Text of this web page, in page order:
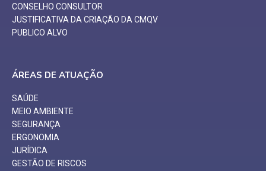
CONSELHO CONSULTOR
JUSTIFICATIVA DA CRIAÇÃO DA CMQV
PUBLICO ALVO
ÁREAS DE ATUAÇÃO
SAÚDE
MEIO AMBIENTE
SEGURANÇA
ERGONOMIA
JURÍDICA
GESTÃO DE RISCOS